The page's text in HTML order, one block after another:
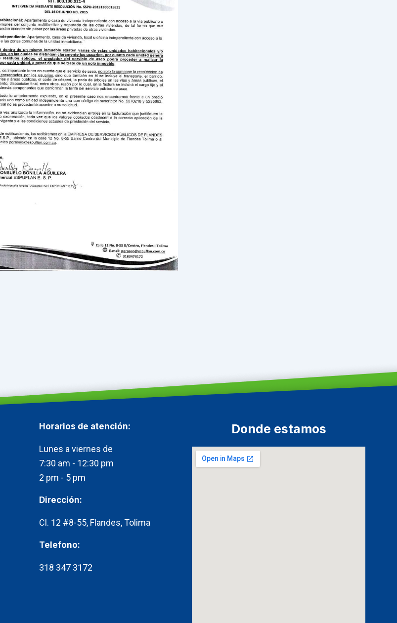
Horarios de atención:​
Lunes a viernes de
7:30 am - 12:30 pm
2 pm - 5 pm
Dirección:
Cl. 12 #8-55, Flandes, Tolima
Telefono:
318 347 3172
Donde estamos